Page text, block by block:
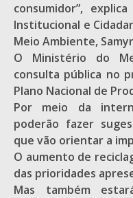
consumidor”,
Institucional e
Meio Ambiente,
O Ministério do
consulta pública no
Plano Nacional de
Por meio da
poderão fazer
que vão orientar a
O aumento de
das prioridades
Mas também